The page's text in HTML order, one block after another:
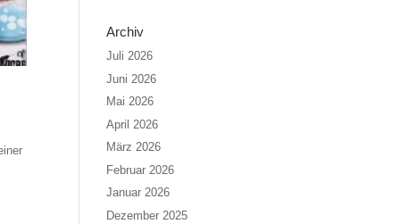
Archiv
Juli 2026
Juni 2026
Mai 2026
April 2026
März 2026
Februar 2026
Januar 2026
Dezember 2025